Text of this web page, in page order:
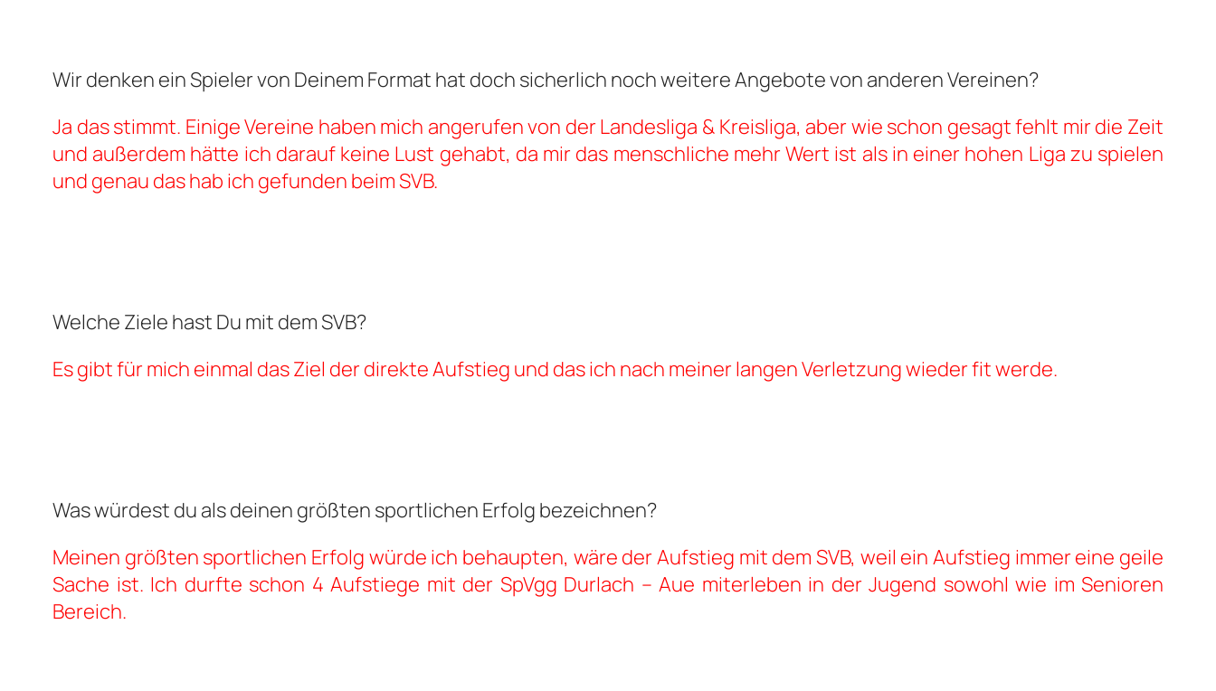
Wir denken ein Spieler von Deinem Format hat doch sicherlich noch weitere Angebote von anderen Vereinen?
Ja das stimmt. Einige Vereine haben mich angerufen von der Landesliga & Kreisliga, aber wie schon gesagt fehlt mir die Zeit
und außerdem hätte ich darauf keine Lust gehabt, da mir das menschliche mehr Wert ist als in einer hohen Liga zu spielen
und genau das hab ich gefunden beim SVB.
Welche Ziele hast Du mit dem SVB?
Es gibt für mich einmal das Ziel der direkte Aufstieg und das ich nach meiner langen Verletzung wieder fit werde.
Was würdest du als deinen größten sportlichen Erfolg bezeichnen?
Meinen größten sportlichen Erfolg würde ich behaupten, wäre der Aufstieg mit dem SVB, weil ein Aufstieg immer eine geile
Sache ist. Ich durfte schon 4 Aufstiege mit der SpVgg Durlach – Aue miterleben in der Jugend sowohl wie im Senioren
Bereich.